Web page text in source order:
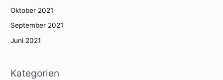
Oktober 2021
September 2021
Juni 2021
Kategorien